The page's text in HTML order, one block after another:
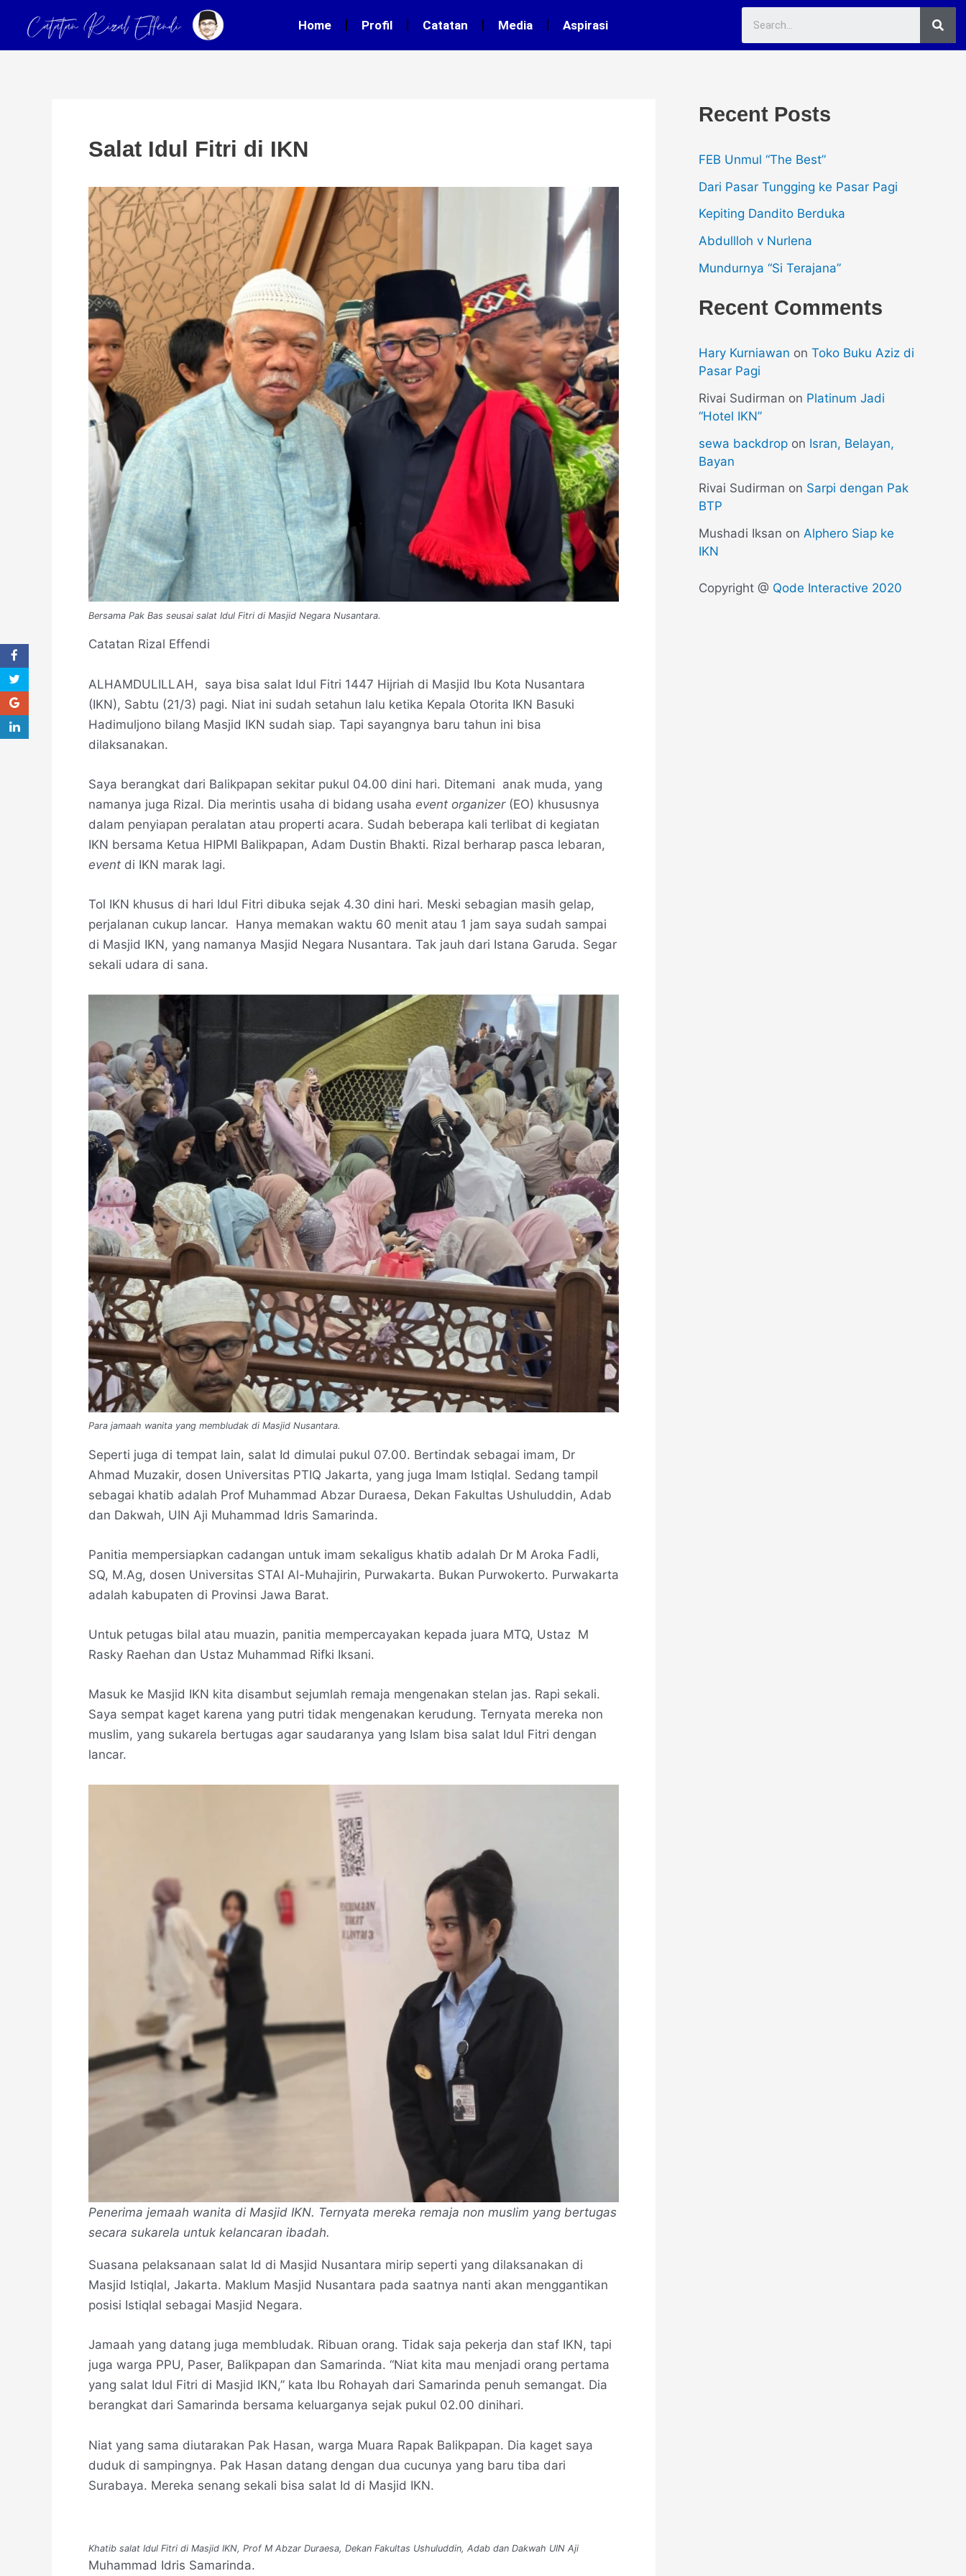
content
Home Profil Catatan Media Aspirasi
Salat Idul Fitri di IKN
Bersama Pak Bas seusai salat Idul Fitri di Masjid Negara Nusantara.
Catatan Rizal Effendi
ALHAMDULILLAH, saya bisa salat Idul Fitri 1447 Hijriah di Masjid Ibu Kota Nusantara
(IKN), Sabtu (21/3) pagi. Niat ini sudah setahun lalu ketika Kepala Otorita IKN Basuki
Hadimuljono bilang Masjid IKN sudah siap. Tapi sayangnya baru tahun ini bisa
dilaksanakan.
Saya berangkat dari Balikpapan sekitar pukul 04.00 dini hari. Ditemani anak muda, yang
namanya juga Rizal. Dia merintis usaha di bidang usaha event organizer(EO) khususnya
dalam penyiapan peralatan atau properti acara. Sudah beberapa kali terlibat di kegiatan
IKN bersama Ketua HIPMI Balikpapan, Adam Dustin Bhakti. Rizal berharap pasca lebaran,
event di IKN marak lagi.
Tol IKN khusus di hari Idul Fitri dibuka sejak 4.30 dini hari. Meski sebagian masih gelap,
perjalanan cukup lancar. Hanya memakan waktu 60 menit atau 1 jam saya sudah sampai
di Masjid IKN, yang namanya Masjid Negara Nusantara. Tak jauh dari Istana Garuda. Segar
sekali udara di sana.
Para jamaah wanita yang membludak di Masjid Nusantara.
Seperti juga di tempat lain, salat Id dimulai pukul 07.00. Bertindak sebagai imam, Dr
Ahmad Muzakir, dosen Universitas PTIQ Jakarta, yang juga Imam Istiqlal. Sedang tampil
sebagai khatib adalah Prof Muhammad Abzar Duraesa, Dekan Fakultas Ushuluddin, Adab
dan Dakwah, UIN Aji Muhammad Idris Samarinda.
Panitia mempersiapkan cadangan untuk imam sekaligus khatib adalah Dr M Aroka Fadli,
SQ, M.Ag, dosen Universitas STAI Al-Muhajirin, Purwakarta. Bukan Purwokerto. Purwakarta
adalah kabupaten di Provinsi Jawa Barat.
Untuk petugas bilal atau muazin, panitia mempercayakan kepada juara MTQ, Ustaz M
Rasky Raehan dan Ustaz Muhammad Rifki Iksani.
Masuk ke Masjid IKN kita disambut sejumlah remaja mengenakan stelan jas. Rapi sekali.
Saya sempat kaget karena yang putri tidak mengenakan kerudung. Ternyata mereka non
muslim, yang sukarela bertugas agar saudaranya yang Islam bisa salat Idul Fitri dengan
lancar.
Penerima jemaah wanita di Masjid IKN. Ternyata mereka remaja non muslim yang bertugas
secara sukarela untuk kelancaran ibadah.
Suasana pelaksanaan salat Id di Masjid Nusantara mirip seperti yang dilaksanakan di
Masjid Istiqlal, Jakarta. Maklum Masjid Nusantara pada saatnya nanti akan menggantikan
posisi Istiqlal sebagai Masjid Negara.
Jamaah yang datang juga membludak. Ribuan orang. Tidak saja pekerja dan staf IKN, tapi
juga warga PPU, Paser, Balikpapan dan Samarinda. “Niat kita mau menjadi orang pertama
yang salat Idul Fitri di Masjid IKN,” kata Ibu Rohayah dari Samarinda penuh semangat. Dia
berangkat dari Samarinda bersama keluarganya sejak pukul 02.00 dinihari.
Niat yang sama diutarakan Pak Hasan, warga Muara Rapak Balikpapan. Dia kaget saya
duduk di sampingnya. Pak Hasan datang dengan dua cucunya yang baru tiba dari
Surabaya. Mereka senang sekali bisa salat Id di Masjid IKN.
Khatib salat Idul Fitri di Masjid IKN, Prof M Abzar Duraesa, Dekan Fakultas Ushuluddin, Adab dan Dakwah UIN Aji
Muhammad Idris Samarinda.
navigation
Recent Posts
FEB Unmul “The Best”
Dari Pasar Tungging ke Pasar Pagi
Kepiting Dandito Berduka
Abdullloh v Nurlena
Mundurnya “Si Terajana”
Recent Comments
Hary Kurniawan on Toko Buku Aziz di
Pasar Pagi
Rivai Sudirman on Platinum Jadi
“Hotel IKN”
sewa backdrop on Isran, Belayan,
Bayan
Rivai Sudirman on Sarpi dengan Pak
BTP
Mushadi Iksan on Alphero Siap ke
IKN
Copyright @ Qode Interactive 2020